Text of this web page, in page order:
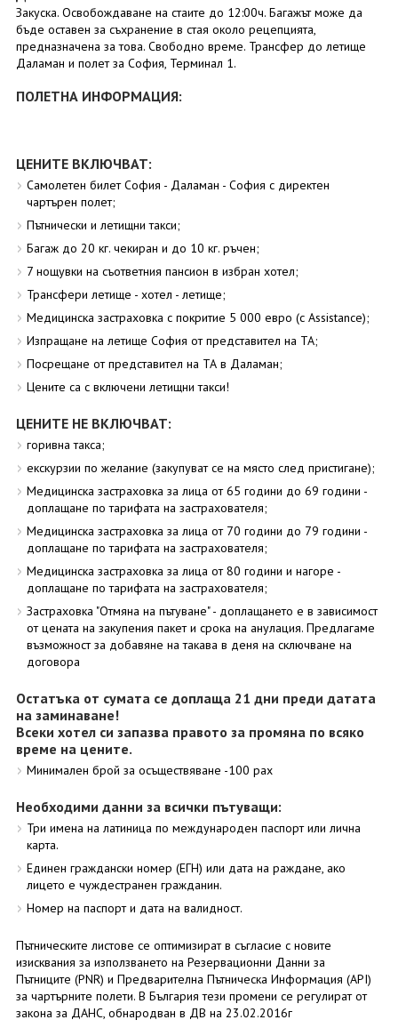
Закуска. Освобождаване на стаите до 12:00ч. Багажът може да
бъде оставен за съхранение в стая около рецепцията,
предназначена за това. Свободно време. Трансфер до летище
Даламан и полет за София, Терминал 1.
ПОЛЕТНА ИНФОРМАЦИЯ:
ЦЕНИТЕ ВКЛЮЧВАТ:
Самолетен билет София - Даламан - София с директен
чартърен полет;
Пътнически и летищни такси;
Багаж до 20 кг. чекиран и до 10 кг. ръчен;
7 нощувки на съответния пансион в избран хотел;
Трансфери летище - хотел - летище;
Медицинска застраховка с покритие 5 000 евро (с Assistance);
Изпращане на летище София от представител на ТА;
Посрещане от представител на ТА в Даламан;
Цените са с включени летищни такси!
ЦЕНИТЕ НЕ ВКЛЮЧВАТ:
горивна такса;
екскурзии по желание (закупуват се на място след пристигане);
Медицинска застраховка за лица от 65 години до 69 години -
доплащане по тарифата на застрахователя;
Медицинска застраховка за лица от 70 години до 79 години -
доплащане по тарифата на застрахователя;
Медицинска застраховка за лица от 80 години и нагоре -
доплащане по тарифата на застрахователя;
Застраховка "Отмяна на пътуване" - доплащането е в зависимост
от цената на закупения пакет и срока на анулация. Предлагаме
възможност за добавяне на такава в деня на сключване на
договора
Остатъка от сумата се доплаща 21 дни преди датата
на заминаване!
Всеки хотел си запазва правото за промяна по всяко
време на цените.
Минимален брой за осъществяване -100 рах
Необходими данни за всички пътуващи:
Три имена на латиница по международен паспорт или лична
карта.
Единен граждански номер (ЕГН) или дата на раждане, ако
лицето е чуждестранен гражданин.
Номер на паспорт и дата на валидност.
Пътническите листове се оптимизират в съгласие с новите
изисквания за използването на Резервационни Данни за
Пътниците (PNR) и Предварителна Пътническа Информация (API)
за чартърните полети. В България тези промени се регулират от
закона за ДАНС, обнародван в ДВ на 23.02.2016г